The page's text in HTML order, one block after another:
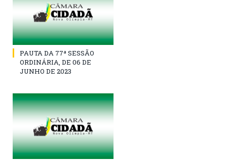
PAUTA DA 77ª SESSÃO
ORDINÁRIA, DE 06 DE
JUNHO DE 2023